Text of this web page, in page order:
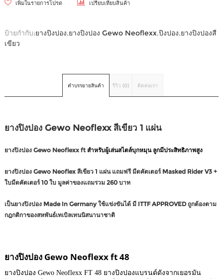
เพิ่มในรายการโปรด เปรียบเทียบสินค้า
ป้ายกำกับ:ยางปิงปอง,ยางปิงปอง Gewo Neoflexx,ปิงปอง,ยางปิงปองสี
เขียว
คำบรรยายสินค้า รีวิว (0) ติดต่อเรา
ยางปิงปอง Gewo Neoflexx สีเขียว 1 แผ่น
ยางปิงปอง Gewo Neoflexx ftสำหรับผู้เล่นสไตล์บุกหมุน ลูกมีประสิทธิภาพสูง
ยางปิงปอง Gewo Neoflex สีเขียว 1 แผ่น แถมฟรี มีดคัตเตอร์ Masked Rider V3 +
ใบมีดคัตเตอร์ 10 ใบ มูลค่าของแถมรวม 260 บาท
เป็นยางปิงปอง Made In Germany ใช้แข่งขันได้ มี ITTF APPROVED ถูกต้องตาม
กฎกติกาของสหพันธ์เทเบิลเทนนิสนานาชาติ
ยางปิงปอง Gewo Neoflexx ft 48
ยางปิงปอง Gewo Neoflexx FT 48 ยางปิงปองแบรนด์ดังจากเยอรมัน